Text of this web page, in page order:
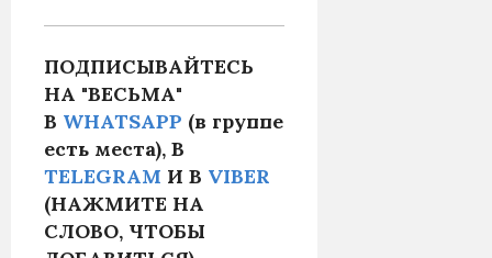
ПОДПИСЫВАЙТЕСЬ
НА "ВЕСЬМА"
В WHATSAPP (в группе
есть места), В
TELEGRAM И В VIBER
(НАЖМИТЕ НА
СЛОВО, ЧТОБЫ